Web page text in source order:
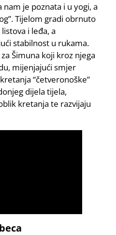
je poznata i u yogi, a
Tijelom gradi obrnuto
i leđa, a
stabilnost u rukama.
Šimuna koji kroz njega
mijenjajući smjer
“četveronoške”
dijela tijela,
kretanja te razvijaju